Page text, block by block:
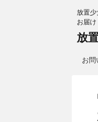
放置少
お届け
放
お問